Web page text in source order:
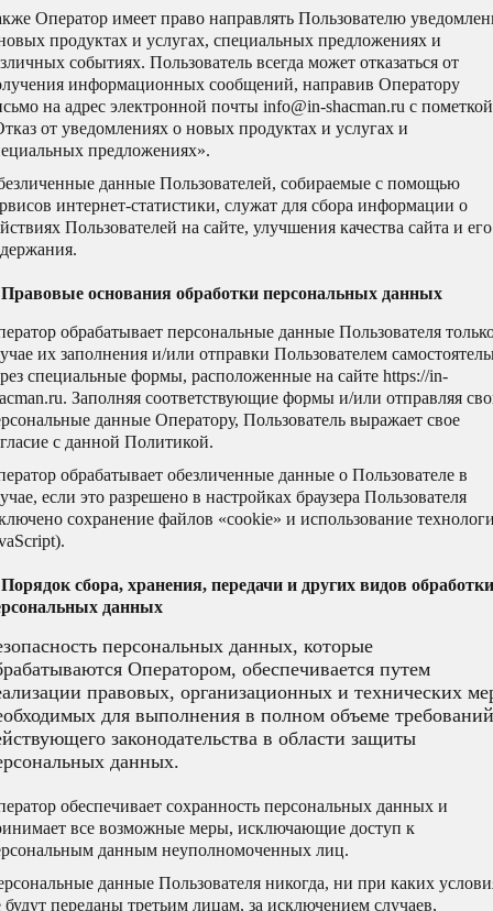
Оператор имеет право направлять Пользователю
продуктах и услугах, специальных предложениях и
событиях. Пользователь всегда может отказаться от
информационных сообщений, направив Оператору
на адрес электронной почты info@in-shacman.ru с пометкой
от уведомлениях о новых продуктах и услугах и
предложениях».
данные Пользователей, собираемые с помощью
интернет-статистики, служат для сбора информации о
Пользователей на сайте, улучшения качества сайта и его
основания обработки персональных данных
обрабатывает персональные данные Пользователя
их заполнения и/или отправки Пользователем
специальные формы, расположенные на сайте https://in-
Заполняя соответствующие формы и/или отправляя
данные Оператору, Пользователь выражает свое
с данной Политикой.
обрабатывает обезличенные данные о Пользователе в
если это разрешено в настройках браузера Пользователя
сохранение файлов «cookie» и использование
сбора, хранения, передачи и других видов обработки
данных
персональных данных, которые
Оператором, обеспечивается путем
правовых, организационных и технических
для выполнения в полном объеме требований
законодательства в области защиты
данных.
обеспечивает сохранность персональных данных и
все возможные меры, исключающие доступ к
данным неуполномоченных лиц.
данные Пользователя никогда, ни при каких
будут переданы третьим лицам, за исключением случаев,